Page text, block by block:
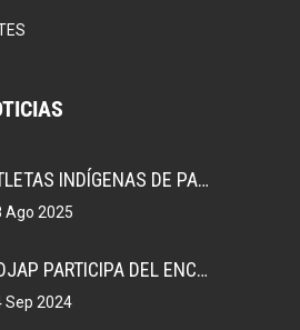
ATLETAS INDÍGENAS DE PANAMÁ, GANAN MEDALLAS EN COLOMBIA.
Ago 2025
ADJAP PARTICIPA DEL ENCUENTRO DEPORTIVO EN MEXICO
Sep 2024